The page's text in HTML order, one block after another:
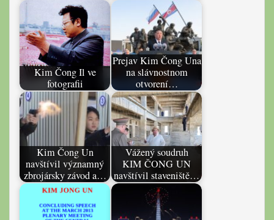
Kim Čong Il ve
fotografii
Prejav Kim Čong Una
na slávnostnom
otvorení…
Kim Čong Un
navštívil významný
zbrojársky závod a…
Vážený soudruh
KIM ČONG UN
navštívil staveniště…